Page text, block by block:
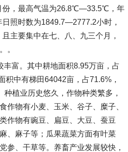
，最高气温为26.8℃—33.5℃，年
照时数为1849.7—2777.2小时，
主要集中在七、八、九三个月，
。
丰富。其中耕地面积8.95万亩，占
积中有梯田64042亩，占71.6%，
植业历史悠久，作物种类繁多，
作物有小麦、玉米、谷子、糜子、
作物有豌豆、扁豆、大豆、蚕豆
、麻子等；瓜果蔬菜方面有叶菜
参、干草等。养畜产业发展较快，